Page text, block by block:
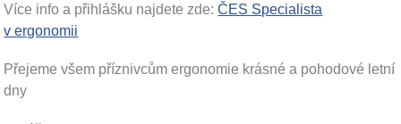
Více info a přihlášku najdete zde:ČES Specialista
v ergonomii
Přejeme všem příznivcům ergonomie krásné a pohodové letní
dny